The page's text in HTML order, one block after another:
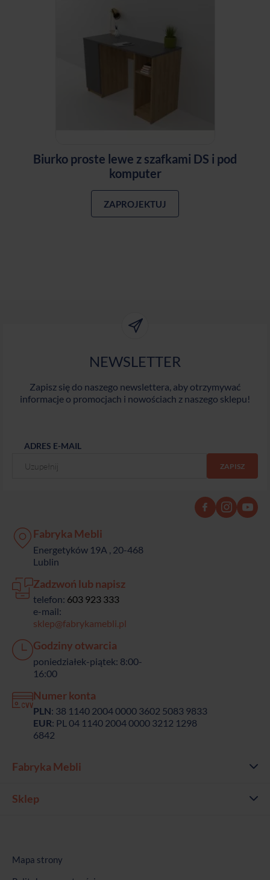
Biurko proste lewe z szafkami DS i pod
komputer
ZAPROJEKTUJ
NEWSLETTER
Zapisz się do naszego newslettera, aby otrzymywać
informacje o promocjach i nowościach z naszego sklepu!
ADRES E-MAIL
Fabryka Mebli
Energetyków 19A , 20-468
Lublin
Zadzwoń lub napisz
telefon: 603 923 333
e-mail:
sklep@fabrykamebli.pl
Godziny otwarcia
poniedziałek-piątek: 8:00-
16:00
Numer konta
PLN: 38 1140 2004 0000 3602 5083 9833
EUR: PL 04 1140 2004 0000 3212 1298
6842
Fabryka Mebli
Sklep
Mapa strony